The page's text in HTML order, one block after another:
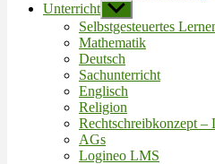
Unterricht Untermenü
anzeigen
Selbstgesteuertes
Mathematik
Deutsch
Sachunterricht
Englisch
Religion
Rechtschreibkonzept –
AGs
Logineo LMS